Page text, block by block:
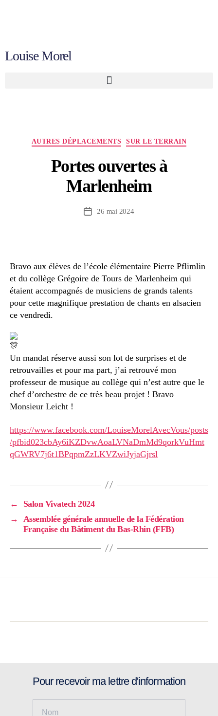
Louise Morel
AUTRES DÉPLACEMENTS SUR LE TERRAIN
Portes ouvertes à
Marlenheim
26 mai 2024
Bravo aux élèves de l’école élémentaire Pierre Pflimlin
et du collège Grégoire de Tours de Marlenheim qui
étaient accompagnés de musiciens de grands talents
pour cette magnifique prestation de chants en alsacien
ce vendredi.
Un mandat réserve aussi son lot de surprises et de
retrouvailles et pour ma part, j’ai retrouvé mon
professeur de musique au collège qui n’est autre que le
chef d’orchestre de ce très beau projet ! Bravo
Monsieur Leicht !
https://www.facebook.com/LouiseMorelAvecVous/posts
/pfbid023cbAy6iKZDvwAoaLVNaDmMd9qorkVuHmt
qGWRV7j6t1BPqpmZzLKVZwiJyjaGjrsl
←
Salon Vivatech 2024
→
Assemblée générale annuelle de la Fédération
Française du Bâtiment du Bas-Rhin (FFB)
Pour recevoir ma lettre d'information